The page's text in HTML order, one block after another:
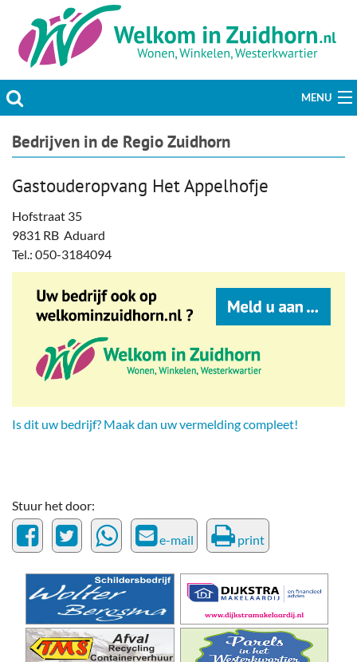
MENU
Actueel
Welzijn & Maatschappij
Bedrijven
Prikbord & Aanbiedingen
Plaats bericht
Bedrijven in de Regio Zuidhorn
Gastouderopvang Het Appelhofje
Hofstraat 35
9831 RB Aduard
Tel.: 050-3184094
Is dit uw bedrijf? Maak dan uw vermelding compleet!
Stuur het door:
e-mail print